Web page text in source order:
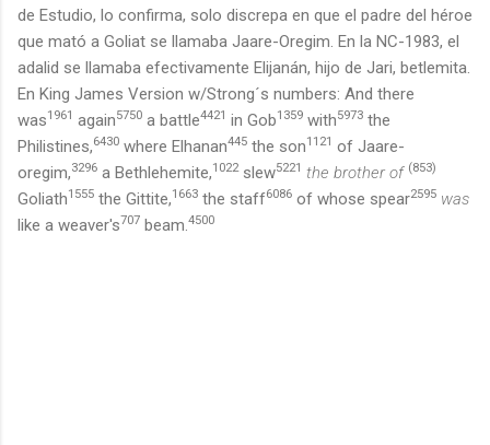
de Estudio, lo confirma, solo discrepa en que el padre del héroe
que mató a Goliat se llamaba Jaare-Oregim. En la NC-1983, el
adalid se llamaba efectivamente Elijanán, hijo de Jari, betlemita.
En King James Version w/Strong´s numbers: And there
was1961 again5750 a battle4421 in Gob1359 with5973 the
Philistines,6430 where Elhanan445 the son1121 of Jaare-
oregim,3296 a Bethlehemite,1022slew5221 the brother of (853)
Goliath1555 the Gittite,1663 the staff6086 of whose spear2595 was
like a weaver's707 beam. 4500